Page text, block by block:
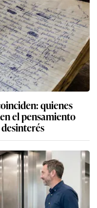
quienes
el pensamiento